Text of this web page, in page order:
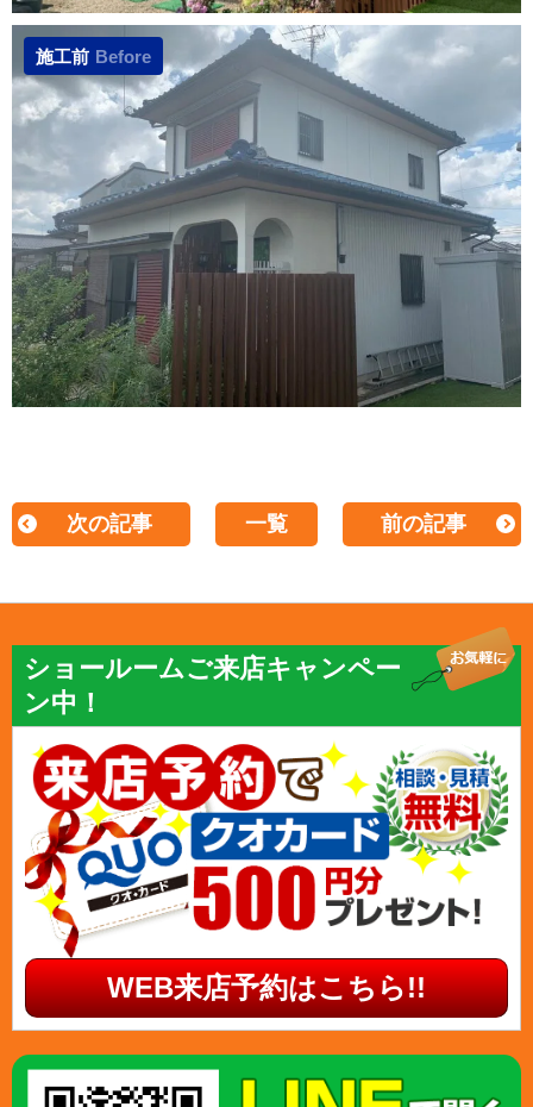
施工前 Before
次の記事 一覧 前の記事
ショールームご来店キャンペー
ン中！
WEB来店予約はこちら!!